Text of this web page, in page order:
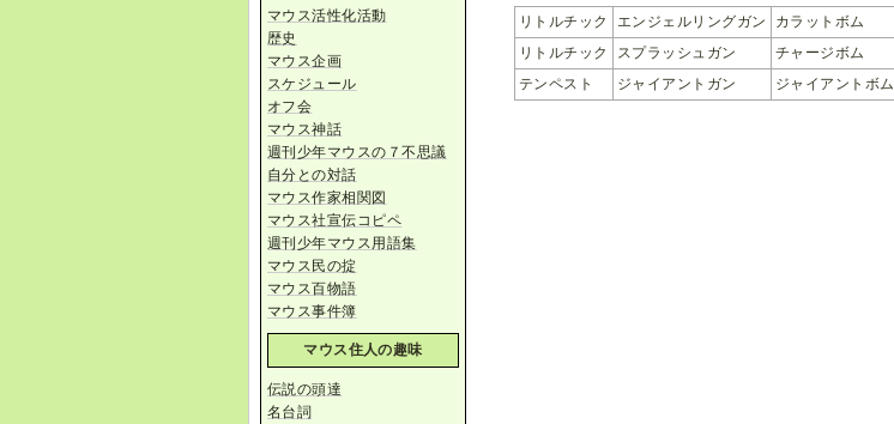
リトルチック エンジェルリングガン カラットボム
リトルチック
スプラッシュガン チャージボム
テンペスト
ジャイアントガン ジャイアントボム
マウス活性化活動
歴史
マウス企画
スケジュール
オフ会
マウス神話
週刊少年マウスの７不思議
自分との対話
マウス作家相関図
マウス社宣伝コピペ
週刊少年マウス用語集
マウス民の掟
マウス百物語
マウス事件簿
マウス住人の趣味
伝説の頭達
名台詞